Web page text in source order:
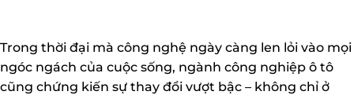
Trong thời đại mà công nghệ ngày càng len lỏi vào mọi
ngóc ngách của cuộc sống, ngành công nghiệp ô tô
cũng chứng kiến sự thay đổi vượt bậc – không chỉ ở